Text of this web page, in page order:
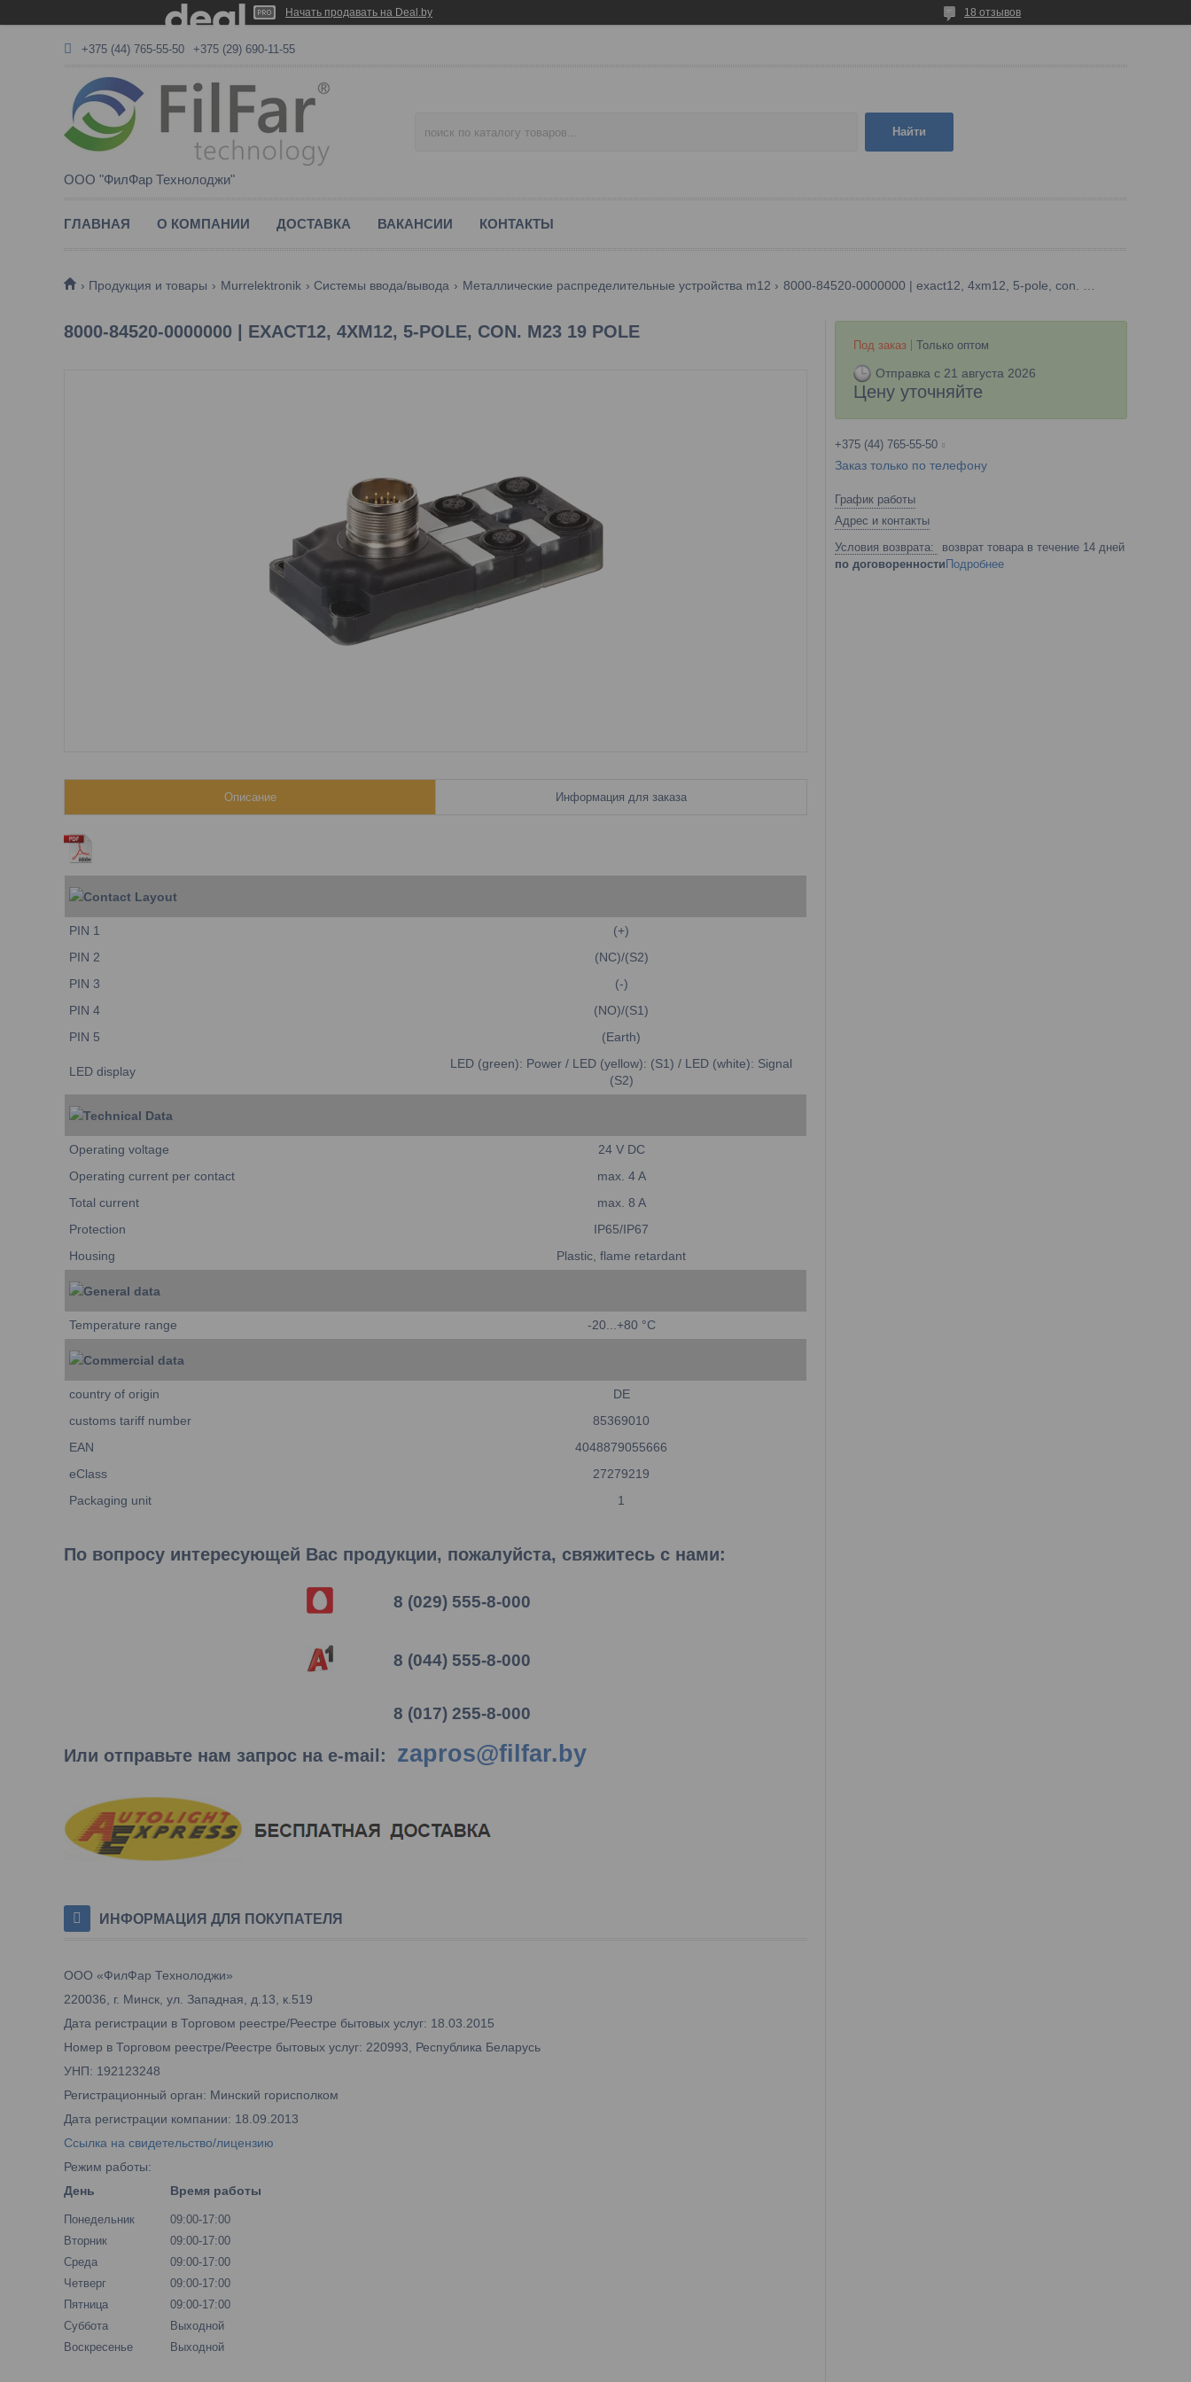
Начать продавать на Deal.by 18 отзывов
+375 (44) 765-55-50 +375 (29) 690-11-55
ООО "ФилФар Технолоджи"
Найти
ГЛАВНАЯ О КОМПАНИИ ДОСТАВКА ВАКАНСИИ КОНТАКТЫ
Продукция и товары Murrelektronik Системы ввода/вывода Металлические распределительные устройства m12
8000-84520-0000000 | EXACT12, 4XM12, 5-POLE, CON. M23 19 POLE
Описание Информация для заказа
Contact Layout
PIN 1
(+)
PIN 2
(NC)/(S2)
PIN 3
(-)
PIN 4
(NO)/(S1)
PIN 5
(Earth)
LED display
LED (green): Power / LED (yellow): (S1) / LED (white): Signal
(S2)
Technical Data
Operating voltage
24 V DC
Operating current per contact
max. 4 A
Total current
max. 8 A
Protection
IP65/IP67
Housing
Plastic, flame retardant
General data
Temperature range -20...+80 °C
Commercial data
country of origin
DE
customs tariff number
85369010
EAN
4048879055666
eClass
27279219
Packaging unit
1
По вопросу интересующей Вас продукции, пожалуйста, свяжитесь с нами:
8 (029) 555-8-000
8 (044) 555-8-000
8 (017) 255-8-000
Или отправьте нам запрос на e-mail: zapros@filfar.by
ИНФОРМАЦИЯ ДЛЯ ПОКУПАТЕЛЯ
ООО «ФилФар Технолоджи»
220036, г. Минск, ул. Западная, д.13, к.519
Дата регистрации в Торговом реестре/Реестре бытовых услуг: 18.03.2015
Номер в Торговом реестре/Реестре бытовых услуг: 220993, Республика Беларусь
УНП: 192123248
Регистрационный орган: Минский горисполком
Дата регистрации компании: 18.09.2013
Ссылка на свидетельство/лицензию
Режим работы:
День
Время работы
Понедельник
09:00-17:00
Вторник
09:00-17:00
Среда
09:00-17:00
Четверг
09:00-17:00
Пятница
09:00-17:00
Суббота
Выходной
Воскресенье
Выходной
Под заказ Только оптом
Отправка с 21 августа 2026
Цену уточняйте
+375 (44) 765-55-50
Заказ только по телефону
График работы
Адрес и контакты
возврат товара в течение 14 дней
по договоренности Подробнее